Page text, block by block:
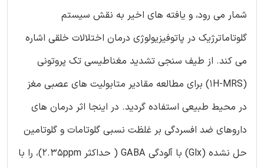
شمار می رود، و یافته های اخیر به نقش سیستم
گلوتاماترژیک در پاتوفیزیولوژی درمان اختلالات خلقی اشاره
می کند. از طیف سنجی تشدید مغناطیسی تک پروتونی
(1H-MRS) برای مطالعه مقادیر متابولیت های عصبی مغز
در محیط طبیعی استفاده گردید. در اینجا اثر درمان های
داروهای ضد افسردگی بر غلظت نسبی گلوتامات و گلوتامین
حل نشده (Glx) با آلودگی GABA ( حداکثر 2.35ppm)، را با